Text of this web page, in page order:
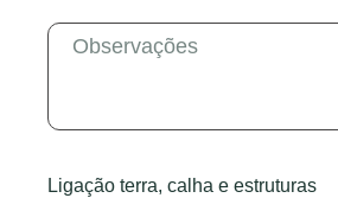
Ligação terra, calha e estruturas